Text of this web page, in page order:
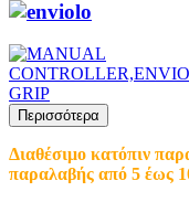
Περισσότερα
Διαθέσιμο κατόπιν
παραλαβής από 5 έως